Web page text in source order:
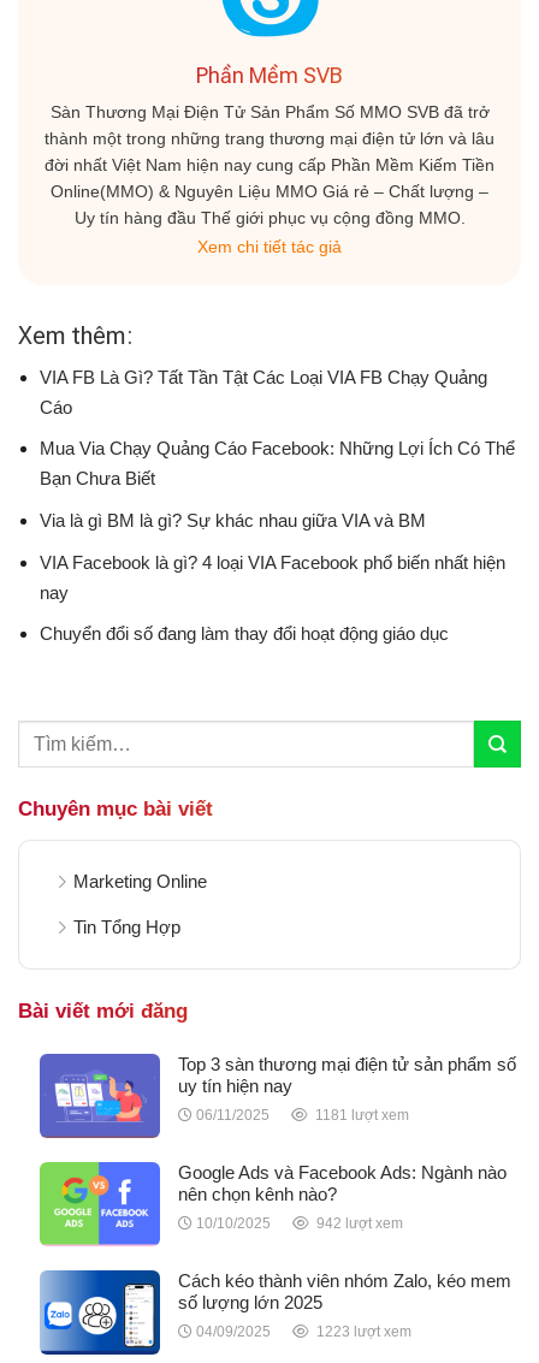
Phần Mềm SVB
Sàn Thương Mại Điện Tử Sản Phẩm Số MMO SVB đã trở
thành một trong những trang thương mại điện tử lớn và lâu
đời nhất Việt Nam hiện nay cung cấp Phần Mềm Kiếm Tiền
Online(MMO) & Nguyên Liệu MMO Giá rẻ – Chất lượng –
Uy tín hàng đầu Thế giới phục vụ cộng đồng MMO.
Xem chi tiết tác giả
Xem thêm:
VIA FB Là Gì? Tất Tần Tật Các Loại VIA FB Chạy Quảng
Cáo
Mua Via Chạy Quảng Cáo Facebook: Những Lợi Ích Có Thể
Bạn Chưa Biết
Via là gì BM là gì? Sự khác nhau giữa VIA và BM
VIA Facebook là gì? 4 loại VIA Facebook phổ biến nhất hiện
nay
Chuyển đổi số đang làm thay đổi hoạt động giáo dục
Chuyên mục bài viết
Marketing Online
Tin Tổng Hợp
Bài viết mới đăng
Top 3 sàn thương mại điện tử sản phẩm số
uy tín hiện nay
06/11/2025 1181 lượt xem
Google Ads và Facebook Ads: Ngành nào
nên chọn kênh nào?
10/10/2025 942 lượt xem
Cách kéo thành viên nhóm Zalo, kéo mem
số lượng lớn 2025
04/09/2025 1223 lượt xem